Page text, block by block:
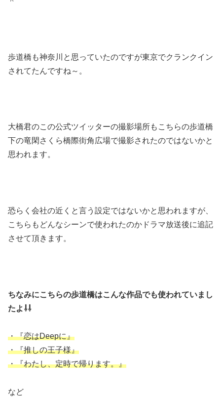
歩道橋も神奈川と思っていたのですが東京でクランクイン
されてたんですね～。
大橋君のこの公式ツイッターの撮影場所もこちらの歩道橋
下の竜閑さくら橋際街角広場で撮影されたのではないかと
思われます。
恐らく会社の近くと言う設定ではないかと思われますが、
こちらもどんなシーンで使われたのかドラマ放送後に追記
させて頂きます。
ちなみにこちらの歩道橋はこんな作品でも使われていまし
たよ⇩⇩
・『恋はDeepに』
・『推しの王子様』
・『わたし、定時で帰ります。』
など